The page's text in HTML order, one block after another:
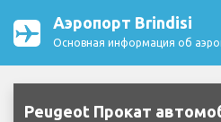
Аэропорт Brindisi
Основная информация об
Peugeot Прокат